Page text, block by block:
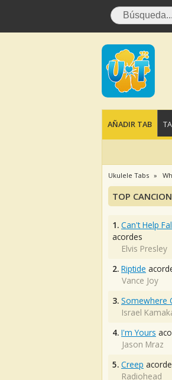
AÑADIR TAB
Ukulele Tabs
TOP
1. Can't Help
acordes
Elvis Presley
2. Riptide
Vance Joy
3. Somewhere
Israel
4. I'm Yours
Jason Mraz
5. Creep
Radiohead